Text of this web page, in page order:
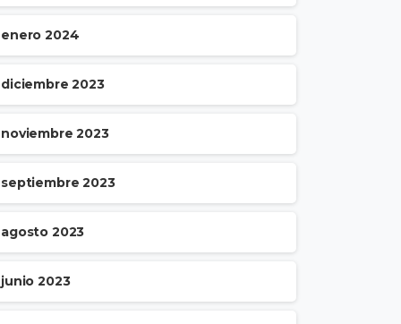
enero 2024
diciembre 2023
noviembre 2023
septiembre 2023
agosto 2023
junio 2023